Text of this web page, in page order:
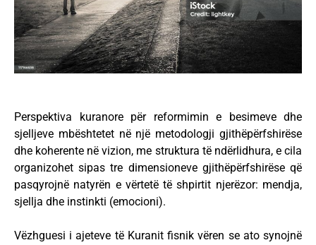
Perspektiva kuranore për reformimin e besimeve dhe
sjelljeve mbështetet në një metodologji gjithëpërfshirëse
dhe koherente në vizion, me struktura të ndërlidhura, e cila
organizohet sipas tre dimensioneve gjithëpërfshirëse që
pasqyrojnë natyrën e vërtetë të shpirtit njerëzor: mendja,
sjellja dhe instinkti (emocioni).
Vëzhguesi i ajeteve të Kuranit fisnik vëren se ato synojnë